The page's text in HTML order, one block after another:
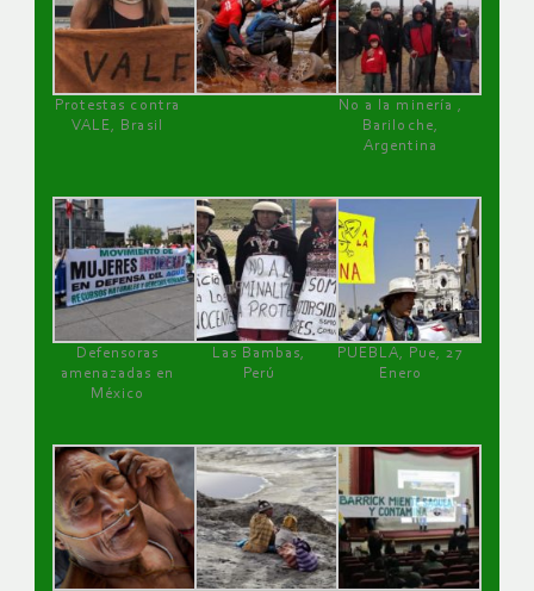
Protestas contra
VALE, Brasil
No a la minería ,
Bariloche,
Argentina
Defensoras
amenazadas en
México
Las Bambas,
Perú
PUEBLA, Pue, 27
Enero